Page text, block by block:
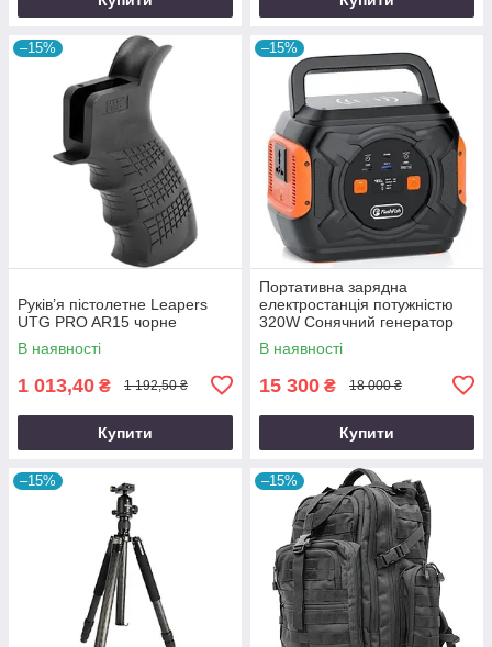
–15%
Руків’я пістолетне Leapers
UTG PRO AR15 чорне
В наявності
1 013,40 ₴ 1 192,50 ₴
Купити
–15%
Портативна зарядна
електростанція потужністю
320W Сонячний генератор
FlashFish місткістю 292Wh
800000mAh
В наявності
15 300 ₴ 18 000 ₴
Купити
–15% –15%